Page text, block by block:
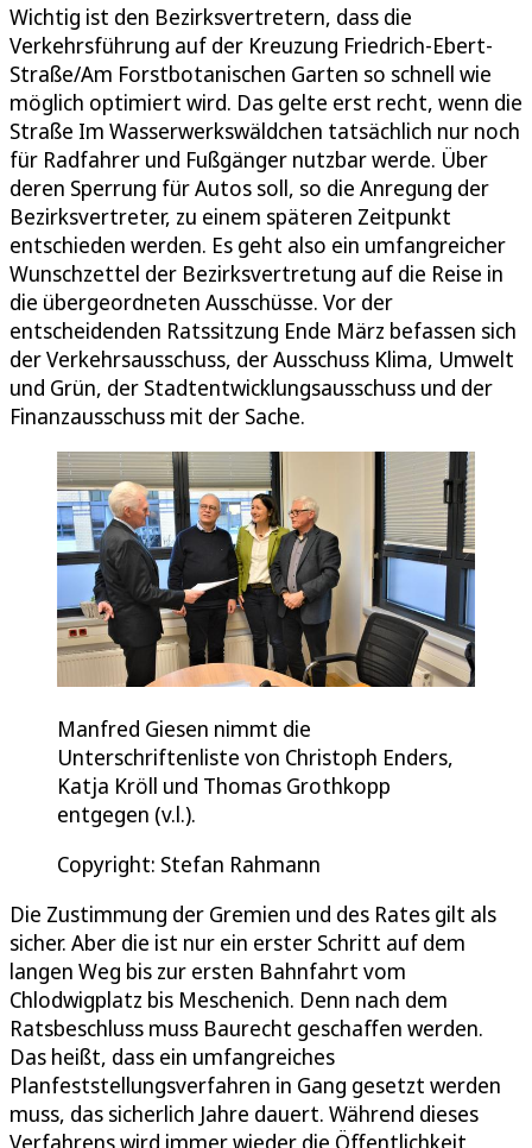
Wichtig ist den Bezirksvertretern, dass die
Verkehrsführung auf der Kreuzung Friedrich-Ebert-
Straße/Am Forstbotanischen Garten so schnell wie
möglich optimiert wird. Das gelte erst recht, wenn die
Straße Im Wasserwerkswäldchen tatsächlich nur noch
für Radfahrer und Fußgänger nutzbar werde. Über
deren Sperrung für Autos soll, so die Anregung der
Bezirksvertreter, zu einem späteren Zeitpunkt
entschieden werden. Es geht also ein umfangreicher
Wunschzettel der Bezirksvertretung auf die Reise in
die übergeordneten Ausschüsse. Vor der
entscheidenden Ratssitzung Ende März befassen sich
der Verkehrsausschuss, der Ausschuss Klima, Umwelt
und Grün, der Stadtentwicklungsausschuss und der
Finanzausschuss mit der Sache.
Manfred Giesen nimmt die
Unterschriftenliste von Christoph Enders,
Katja Kröll und Thomas Grothkopp
entgegen (v.l.).
Copyright: Stefan Rahmann
Die Zustimmung der Gremien und des Rates gilt als
sicher. Aber die ist nur ein erster Schritt auf dem
langen Weg bis zur ersten Bahnfahrt vom
Chlodwigplatz bis Meschenich. Denn nach dem
Ratsbeschluss muss Baurecht geschaffen werden.
Das heißt, dass ein umfangreiches
Planfeststellungsverfahren in Gang gesetzt werden
muss, das sicherlich Jahre dauert. Während dieses
Verfahrens wird immer wieder die Öffentlichkeit